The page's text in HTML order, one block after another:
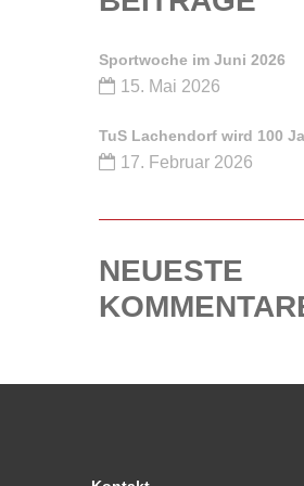
Sportwoche im Juni 2026
15. Mai 2026
TuS Lachendorf wird 100
17. Februar 2026
NEUESTE